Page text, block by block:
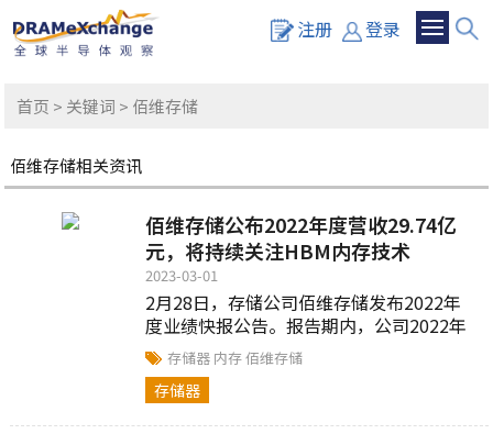
注册 登录
首页 > 关键词 > 佰维存储
佰维存储相关资讯
佰维存储公布2022年度营收29.74亿
元，将持续关注HBM内存技术
2023-03-01
2月28日，存储公司佰维存储发布2022年
度业绩快报公告。报告期内，公司2022年
度实现营业收入29.74亿元...
存储器 内存佰维存储
存储器